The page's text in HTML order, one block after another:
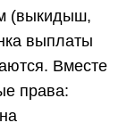
(выкидыш,
выплаты
Вместе
права: